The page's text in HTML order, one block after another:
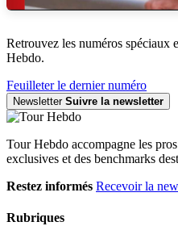
Retrouvez les numéros spéciaux
Hebdo.
Feuilleter le dernier numéro
Newsletter Suivre la newsletter
Tour Hebdo accompagne les
exclusives et des benchmarks
Restez informés Recevoir la
Rubriques